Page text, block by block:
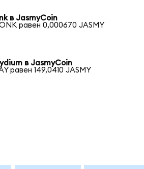
в JasmyCoin
равен 0,000670 JASMY
в JasmyCoin
равен 149,0410 JASMY